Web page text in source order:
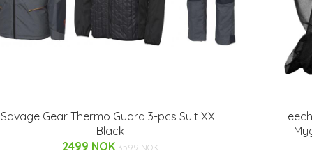
Savage Gear Thermo Guard 3-pcs Suit XXL
Black
2499 NOK 3599 NOK